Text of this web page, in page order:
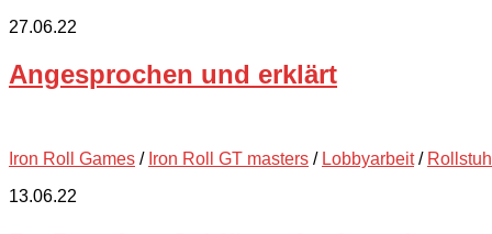
27.06.22
Angesprochen und erklärt
Iron Roll Games / Iron Roll GT masters / Lobbyarbeit/
13.06.22